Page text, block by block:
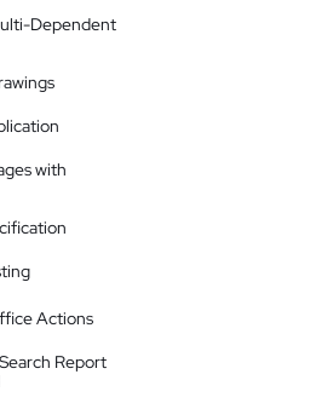
Dependent
with
Actions
Report